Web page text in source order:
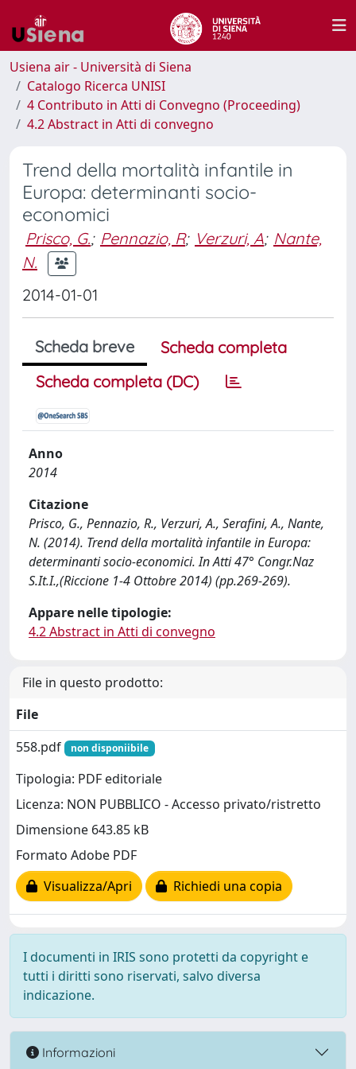
Usiena air - Università di Siena
Catalogo Ricerca UNISI
4 Contributo in Atti di Convegno (Proceeding)
4.2 Abstract in Atti di convegno
Trend della mortalità infantile in
Europa: determinanti socio-
economici
Prisco, G.; Pennazio, R; Verzuri, A; Nante,
N.
2014-01-01
Scheda breve
Scheda completa
Scheda completa (DC)
Anno
2014
Citazione
Prisco, G., Pennazio, R., Verzuri, A., Serafini, A., Nante,
N. (2014). Trend della mortalità infantile in Europa:
determinanti socio-economici. In Atti 47° Congr.Naz
S.It.I.,(Riccione 1-4 Ottobre 2014) (pp.269-269).
Appare nelle tipologie:
4.2 Abstract in Atti di convegno
File in questo prodotto:
File
558.pdf
non disponiibile
Tipologia: PDF editoriale
Licenza: NON PUBBLICO - Accesso privato/ristretto
Dimensione 643.85 kB
Formato Adobe PDF
Visualizza/Apri
Richiedi una copia
I documenti in IRIS sono protetti da copyright e
tutti i diritti sono riservati, salvo diversa
indicazione.
Informazioni